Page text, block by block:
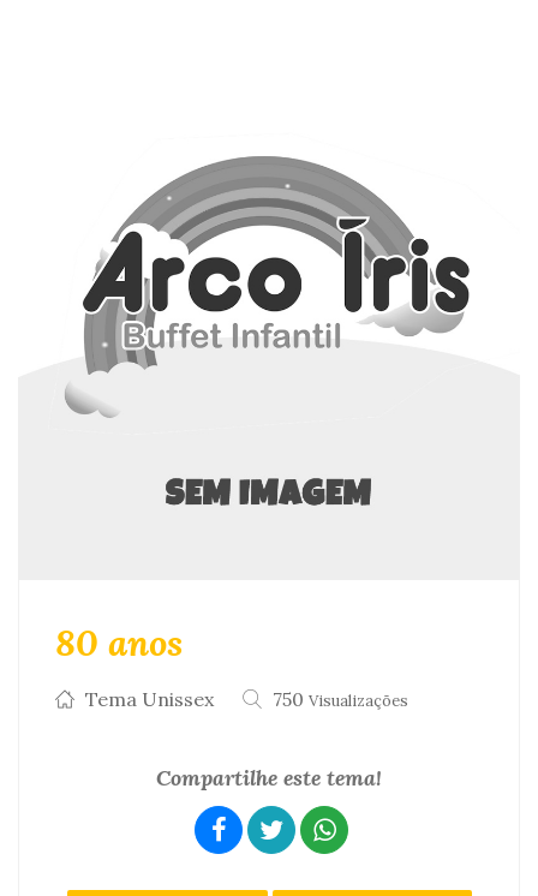
80 anos
Tema Unissex 750 Visualizações
Compartilhe este tema!